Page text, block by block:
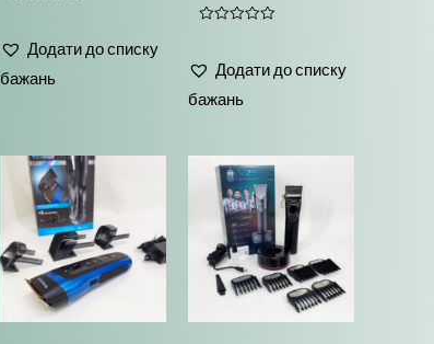
з
Додати до списку
бажань
з
Додати до списку
бажань